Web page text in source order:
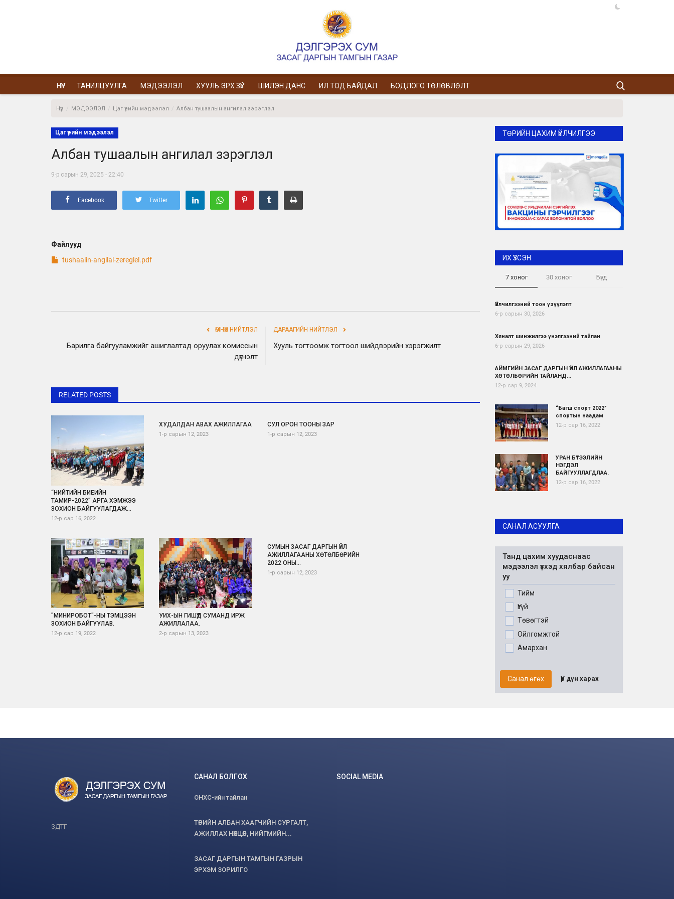
НҮҮР ТАНИЛЦУУЛГА МЭДЭЭЛЭЛ ХУУЛЬ ЭРХ ЗҮЙ ШИЛЭН ДАНС ИЛ ТОД БАЙДАЛ БОДЛОГО ТӨЛӨВЛӨЛТ
Нүүр МЭДЭЭЛЭЛ Цаг үеийн мэдээлэл Албан тушаалын ангилал зэрэглэл
Цаг үеийн мэдээлэл
Албан тушаалын ангилал зэрэглэл
9-р сарын 29, 2025 - 22:40
Facebook Twitter
Файлууд
tushaalin-angilal-zereglel.pdf
ӨМНӨХ НИЙТЛЭЛ
Барилга байгууламжийг ашиглалтад оруулах комиссын
дүгнэлт
ДАРААГИЙН НИЙТЛЭЛ
Хууль тогтоомж тогтоол шийдвэрийн хэрэгжилт
RELATED POSTS
“НИЙТИЙН БИЕИЙН
ТАМИР-2022” АРГА ХЭМЖЭЭ
ЗОХИОН БАЙГУУЛАГДАЖ...
12-р сар 16, 2022
ХУДАЛДАН АВАХ АЖИЛЛАГАА
1-р сарын 12, 2023
СУЛ ОРОН ТООНЫ ЗАР
1-р сарын 12, 2023
"МИНИРОБОТ"-НЫ ТЭМЦЭЭН
ЗОХИОН БАЙГУУЛАВ.
12-р сар 19, 2022
УИХ-ЫН ГИШҮҮД СУМАНД ИРЖ
АЖИЛЛАЛАА.
2-р сарын 13, 2023
СУМЫН ЗАСАГ ДАРГЫН ҮЙЛ
АЖИЛЛАГААНЫ ХӨТӨЛБӨРИЙН
2022 ОНЫ...
1-р сарын 12, 2023
ТӨРИЙН ЦАХИМ ҮЙЛЧИЛГЭЭ
ИХ ҮЗСЭН
7 хоног 30 хоног Бүгд
Үйлчилгээний тоон үзүүлэлт
6-р сарын 30, 2026
Хяналт шинжилгээ үнэлгээний тайлан
6-р сарын 29, 2026
АЙМГИЙН ЗАСАГ ДАРГЫН ҮЙЛ АЖИЛЛАГААНЫ
ХӨТӨЛБӨРИЙН ТАЙЛАНД...
12-р сар 9, 2024
“Багш спорт 2022”
спортын наадам
12-р сар 16, 2022
УРАН БҮТЭЭЛИЙН
НЭГДЭЛ
БАЙГУУЛЛАГДЛАА.
12-р сар 16, 2022
САНАЛ АСУУЛГА
Танд цахим хуудаснаас
мэдээлэл үзхэд хялбар байсан
уу
Тийм
Үгүй
Төвөгтэй
Ойлгомжтой
Амархан
Санал өгөх Үр дүн харах
ЗДТГ
САНАЛ БОЛГОХ
ОНХС-ийн тайлан
ТӨРИЙН АЛБАН ХААГЧИЙН СУРГАЛТ,
АЖИЛЛАХ НӨХЦӨЛ, НИЙГМИЙН...
ЗАСАГ ДАРГЫН ТАМГЫН ГАЗРЫН
ЭРХЭМ ЗОРИЛГО
SOCIAL MEDIA